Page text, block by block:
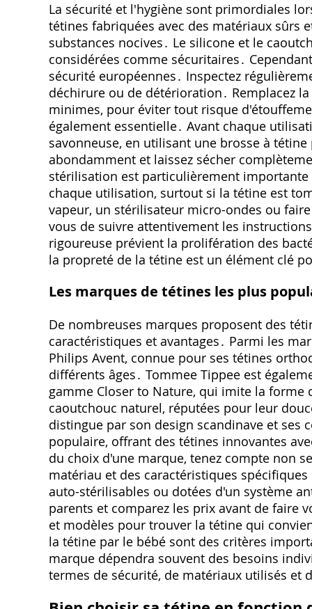
La sécurité et l'hygiène sont primordiales
tétines fabriquées avec des matériaux sûrs
substances nocives․ Le silicone et le
considérées comme sécuritaires․
sécurité européennes․ Inspectez
déchirure ou de détérioration․ Remplacez
minimes, pour éviter tout risque
également essentielle․ Avant chaque
savonneuse, en utilisant une brosse à
abondamment et laissez sécher
stérilisation est particulièrement
chaque utilisation, surtout si la tétine est
vapeur, un stérilisateur micro-ondes ou
vous de suivre attentivement les
rigoureuse prévient la prolifération des
la propreté de la tétine est un élément clé
Les marques de tétines les plus
De nombreuses marques proposent des
caractéristiques et avantages․ Parmi les
Philips Avent, connue pour ses tétines
différents âges․ Tommee Tippee est
gamme Closer to Nature, qui imite la forme
caoutchouc naturel, réputées pour leur
distingue par son design scandinave et ses
populaire, offrant des tétines innovantes
du choix d'une marque, tenez compte non
matériau et des caractéristiques
auto-stérilisables ou dotées d'un système
parents et comparez les prix avant de faire
et modèles pour trouver la tétine qui
la tétine par le bébé sont des critères
marque dépendra souvent des besoins
termes de sécurité, de matériaux utilisés et